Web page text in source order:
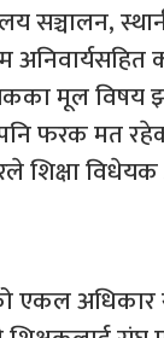
सञ्चालन,
मूल विषय झनै
फरक मत
शिक्षा विधेयक
एकल